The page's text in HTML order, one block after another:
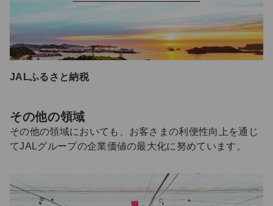
JALふるさと納税
その他の領域
その他の領域においても、お客さまの利便性向上を通じ
てJALグループの企業価値の最大化に努めています。